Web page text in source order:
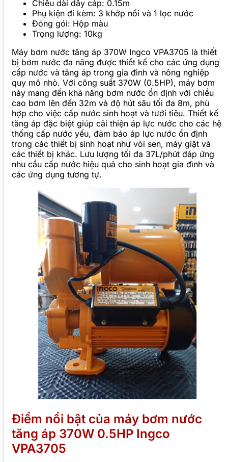
Chiều dài dây cáp: 0.15m
Phụ kiện đi kèm: 3 khớp nối và 1 lọc nước
Đóng gói: Hộp màu
Trọng lượng: 10kg
Máy bơm nước tăng áp 370W Ingco VPA3705 là thiết
bị bơm nước đa năng được thiết kế cho các ứng dụng
cấp nước và tăng áp trong gia đình và nông nghiệp
quy mô nhỏ. Với công suất 370W (0.5HP), máy bơm
này mang đến khả năng bơm nước ổn định với chiều
cao bơm lên đến 32m và độ hút sâu tối đa 8m, phù
hợp cho việc cấp nước sinh hoạt và tưới tiêu. Thiết kế
tăng áp đặc biệt giúp cải thiện áp lực nước cho các hệ
thống cấp nước yếu, đảm bảo áp lực nước ổn định
trong các thiết bị sinh hoạt như vòi sen, máy giặt và
các thiết bị khác. Lưu lượng tối đa 37L/phút đáp ứng
nhu cầu cấp nước hiệu quả cho sinh hoạt gia đình và
các ứng dụng tương tự.
Điểm nổi bật của máy bơm nước
tăng áp 370W 0.5HP Ingco
VPA3705